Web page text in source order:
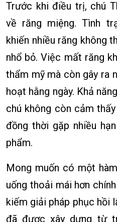
Trước khi điều trị, chú
về răng miệng. Tình
khiến nhiều răng không
nhổ bỏ. Việc mất răng
thẩm mỹ mà còn gây ra
hoạt hằng ngày. Khả
chú không còn cảm
đồng thời gặp nhiều
phẩm.
Mong muốn có một
uống thoải mái hơn
kiếm giải pháp phục hồi
đã được xây dựng từ